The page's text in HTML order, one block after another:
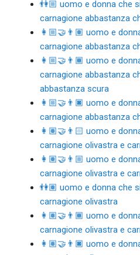
👫🏼 uomo e donna che
carnagione abbastanza
👩🏼‍🤝‍👨🏽 uomo e
carnagione abbastanza
👩🏼‍🤝‍👨🏾 uomo e
carnagione abbastanza
abbastanza scura
👩🏼‍🤝‍👨🏿 uomo e
carnagione abbastanza
👩🏽‍🤝‍👨🏻 uomo e
carnagione olivastra e
👩🏽‍🤝‍👨🏼 uomo e
carnagione olivastra e
👫🏽 uomo e donna che
carnagione olivastra
👩🏽‍🤝‍👨🏾 uomo e
carnagione olivastra e
👩🏽‍🤝‍👨🏿 uomo e